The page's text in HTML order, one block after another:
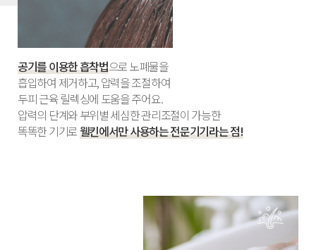
공기를 이용한 흡착법으로 노폐물을
흡입하여 제거하고, 압력을 조절하여
두피 근육 릴렉싱에 도움을 주어요.
압력의 단계와 부위별 세심한 관리조절이 가능한
똑똑한 기기로웰킨에서만 사용하는 전문기기라는 점!